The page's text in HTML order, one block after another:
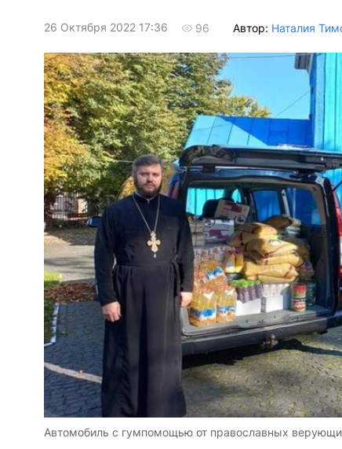
26 Октября 2022 17:36 96 Автор: Наталия
Автомобиль с гумпомощью от православных